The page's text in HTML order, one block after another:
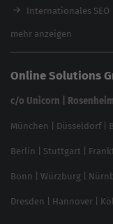
Brand Protection Tool
Website SEO Check
feed2content.ai
Internationales SEO
eCommerce SEO
In ChatGPT
Linkbuilding 2025
Local SEO
SEO für Online
Brand Monitoring
mehr anzeigen
Online Solutions
c/o Unicorn |
München Düsseldorf|
Berlin Stuttgart
Bonn Würzburg
Dresden Hannover